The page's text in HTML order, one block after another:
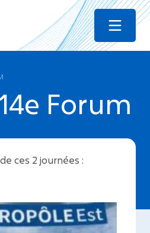
Menu
Forum
ces 2 journées :